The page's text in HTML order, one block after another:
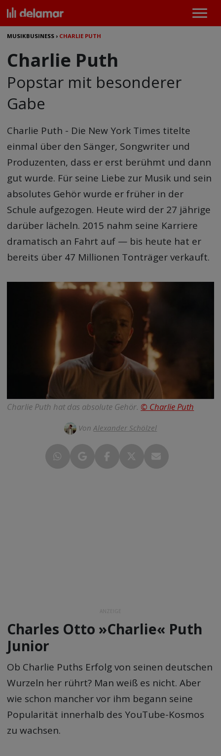
MUSIKBUSINESS › CHARLIE PUTH
Charlie Puth
Popstar mit besonderer
Gabe
Charlie Puth - Die New York Times titelte
einmal über den Sänger, Songwriter und
Produzenten, dass er erst berühmt und dann
gut wurde. Für seine Liebe zur Musik und sein
absolutes Gehör wurde er früher in der
Schule aufgezogen. Heute wird der 27 jährige
darüber lächeln. 2015 nahm seine Karriere
dramatisch an Fahrt auf — bis heute hat er
bereits über 47 Millionen Tonträger verkauft.
Charlie Puth hat das absolute Gehör. © Charlie Puth
VonAlexander Schölzel
ANZEIGE
Charles Otto »Charlie« Puth
Junior
Ob Charlie Puths Erfolg von seinen deutschen
Wurzeln her rührt? Man weiß es nicht. Aber
wie schon mancher vor ihm begann seine
Popularität innerhalb des YouTube-Kosmos
zu wachsen.